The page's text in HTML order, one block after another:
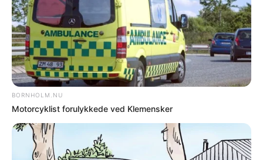
ophavsret og må ikke kopieres eller på anden måde videreudnyttes uden
særlig aftale.
UGENS MEST LÆSTE
DØDSFALD
Dødsfald
DØDSFALD
Dødsfald
DØDSFALD